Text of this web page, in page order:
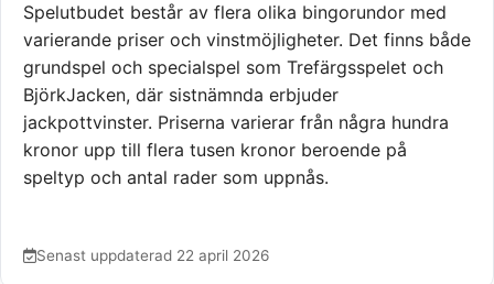
Spelutbudet består av flera olika bingorundor med
varierande priser och vinstmöjligheter. Det finns både
grundspel och specialspel som Trefärgsspelet och
BjörkJacken, där sistnämnda erbjuder
jackpottvinster. Priserna varierar från några hundra
kronor upp till flera tusen kronor beroende på
speltyp och antal rader som uppnås.
Senast uppdaterad 22 april 2026